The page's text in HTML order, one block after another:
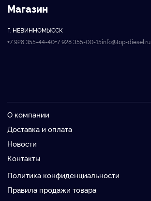
Магазин
Г. НЕВИННОМЫССК
+7 928 355-44-40+7 928 355-00-15info@top-diesel.ru
О компании
Доставка и оплата
Новости
Контакты
Политика конфиденциальности
Правила продажи товара